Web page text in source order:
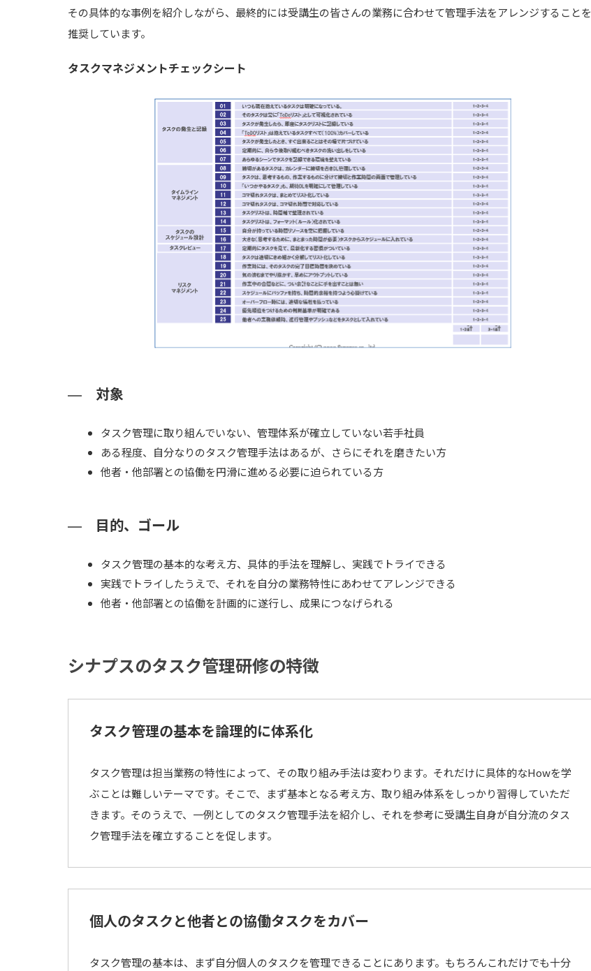
その具体的な事例を紹介しながら、最終的には受講生の皆さんの業務に合わせて管理手法をアレンジすることを
推奨しています。
タスクマネジメントチェックシート
対象
タスク管理に取り組んでいない、管理体系が確立していない若手社員
ある程度、自分なりのタスク管理手法はあるが、さらにそれを磨きたい方
他者・他部署との協働を円滑に進める必要に迫られている方
目的、ゴール
タスク管理の基本的な考え方、具体的手法を理解し、実践でトライできる
実践でトライしたうえで、それを自分の業務特性にあわせてアレンジできる
他者・他部署との協働を計画的に遂行し、成果につなげられる
シナプスのタスク管理研修の特徴
タスク管理の基本を論理的に体系化
タスク管理は担当業務の特性によって、その取り組み手法は変わります。それだけに具体的なHowを学
ぶことは難しいテーマです。そこで、まず基本となる考え方、取り組み体系をしっかり習得していただ
きます。そのうえで、一例としてのタスク管理手法を紹介し、それを参考に受講生自身が自分流のタス
ク管理手法を確立することを促します。
個人のタスクと他者との協働タスクをカバー
タスク管理の基本は、まず自分個人のタスクを管理できることにあります。もちろんこれだけでも十分